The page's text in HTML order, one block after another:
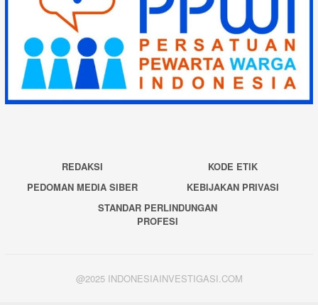
REDAKSI
KODE ETIK
PEDOMAN MEDIA SIBER
KEBIJAKAN PRIVASI
STANDAR PERLINDUNGAN
PROFESI
@2025 INDONESIAINVESTIGASI.COM